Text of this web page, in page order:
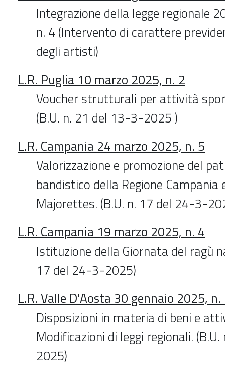
Integrazione della legge regionale
n. 4 (Intervento di carattere
degli artisti)
L.R. Puglia 10 marzo 2025, n. 2
Voucher strutturali per attività
(B.U. n. 21 del 13-3-2025 )
L.R. Campania 24 marzo 2025, n. 5
Valorizzazione e promozione del
bandistico della Regione Campania
Majorettes. (B.U. n. 17 del 24-3-
L.R. Campania 19 marzo 2025, n. 4
Istituzione della Giornata del ragù
17 del 24-3-2025)
L.R. Valle D'Aosta 30 gennaio 2025, n.
Disposizioni in materia di beni e
Modificazioni di leggi regionali.
2025)